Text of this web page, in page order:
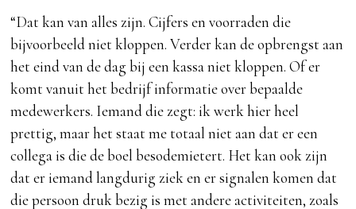
“Dat kan van alles zijn. Cijfers en voorraden die
bijvoorbeeld niet kloppen. Verder kan de opbrengst aan
het eind van de dag bij een kassa niet kloppen. Of er
komt vanuit het bedrijf informatie over bepaalde
medewerkers. Iemand die zegt: ik werk hier heel
prettig, maar het staat me totaal niet aan dat er een
collega is die de boel besodemietert. Het kan ook zijn
dat er iemand langdurig ziek en er signalen komen dat
die persoon druk bezig is met andere activiteiten, zoals